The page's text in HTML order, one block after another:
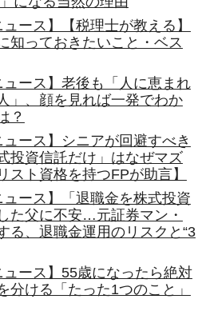
ース】【税理士が教える】
知っておきたいこと・ベス
ュース】老後も「人に恵まれ
」、顔を見れば一発でわか
？
ュース】シニアが回避すべき
投資信託だけ」はなぜマズ
スト資格を持つFPが助言】
ュース】「退職金を株式投資
た父に不安…元証券マン・
る、退職金運用のリスクと“3
ュース】55歳になったら絶対
分ける「たった1つのこと」